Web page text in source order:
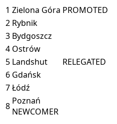
1 Zielona Góra PROMOTED
2 Rybnik
3 Bydgoszcz
4 Ostrów
5 Landshut
RELEGATED
6 Gdańsk
7Łódź
8 Poznań
NEWCOMER